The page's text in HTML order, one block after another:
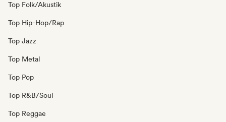
Top Folk/Akustik
Top Hip-Hop/Rap
Top Jazz
Top Metal
Top Pop
Top R&B/Soul
Top Reggae